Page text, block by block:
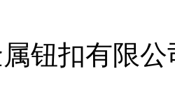
钮扣有限公